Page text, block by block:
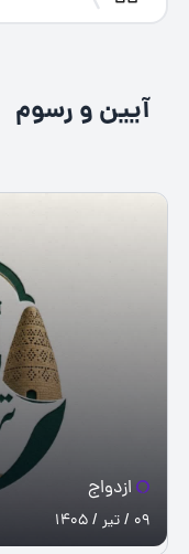
آيین و رسوم
ازدواج
09 / تیر / 1405